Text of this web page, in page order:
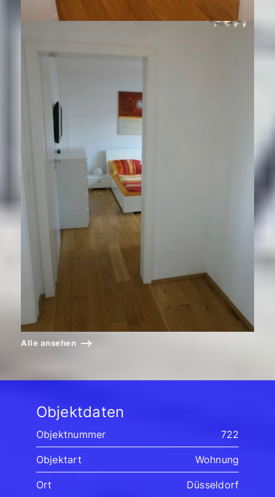
Alle ansehen
Objektdaten
Objektnummer 722
Objektart Wohnung
Ort Düsseldorf